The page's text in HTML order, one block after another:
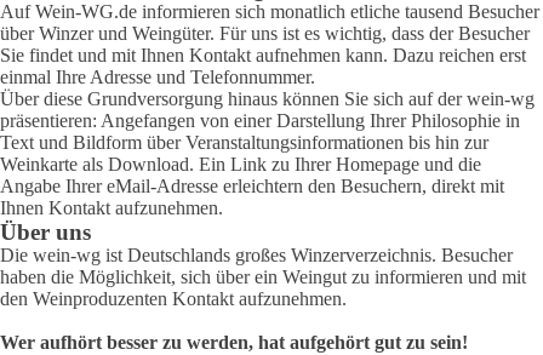
Auf Wein-WG.de informieren sich monatlich etliche tausend Besucher
über Winzer und Weingüter. Für uns ist es wichtig, dass der Besucher
Sie findet und mit Ihnen Kontakt aufnehmen kann. Dazu reichen erst
einmal Ihre Adresse und Telefonnummer.
Über diese Grundversorgung hinaus können Sie sich auf der wein-wg
präsentieren: Angefangen von einer Darstellung Ihrer Philosophie in
Text und Bildform über Veranstaltungsinformationen bis hin zur
Weinkarte als Download. Ein Link zu Ihrer Homepage und die
Angabe Ihrer eMail-Adresse erleichtern den Besuchern, direkt mit
Ihnen Kontakt aufzunehmen.
Über uns
Die wein-wg ist Deutschlands großes Winzerverzeichnis. Besucher
haben die Möglichkeit, sich über ein Weingut zu informieren und mit
den Weinproduzenten Kontakt aufzunehmen.
Wer aufhört besser zu werden, hat aufgehört gut zu sein!